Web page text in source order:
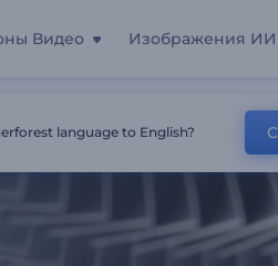
Видео Изображения ИИ
Лого 3D-Двигатель В Стиле
language to English?